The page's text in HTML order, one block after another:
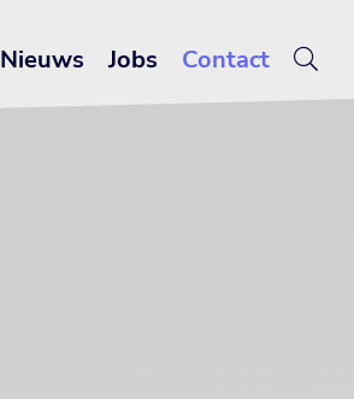
Nieuws Jobs Contact